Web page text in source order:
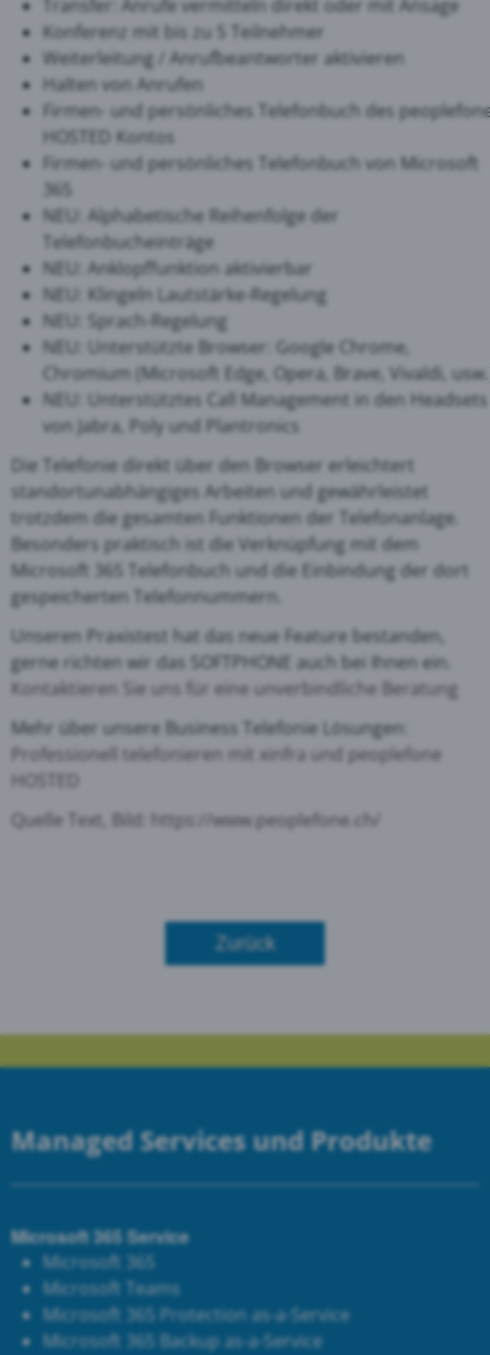
Transfer: Anrufe vermitteln direkt oder mit Ansage
Konferenz mit bis zu 5 Teilnehmer
Weiterleitung / Anrufbeantworter aktivieren
Halten von Anrufen
Firmen- und persönliches Telefonbuch des
HOSTED Kontos
Firmen- und persönliches Telefonbuch von Microsoft
365
NEU: Alphabetische Reihenfolge der
Telefonbucheinträge
NEU: Anklopffunktion aktivierbar
NEU: Klingeln Lautstärke-Regelung
NEU: Sprach-Regelung
NEU: Unterstützte Browser: Google Chrome,
Chromium (Microsoft Edge, Opera, Brave, Vivaldi,
NEU: Unterstütztes Call Management in den Headsets
von Jabra, Poly und Plantronics
Die Telefonie direkt über den Browser erleichtert
standortunabhängiges Arbeiten und gewährleistet
trotzdem die gesamten Funktionen der Telefonanlage.
Besonders praktisch ist die Verknüpfung mit dem
Microsoft 365 Telefonbuch und die Einbindung der dort
gespeicherten Telefonnummern.
Unseren Praxistest hat das neue Feature bestanden,
gerne richten wir das SOFTPHONE auch bei Ihnen ein.
Kontaktieren Sie uns für eine unverbindliche Beratung
Mehr über unsere Business Telefonie Lösungen:
Professionell telefonieren mit xinfra und peoplefone
HOSTED
Quelle Text, Bild:
https://www.peoplefone.ch/
Zurück
Managed Services und Produkte
Microsoft 365 Service
Microsoft 365
Microsoft Teams
Microsoft 365 Protection as-a-Service
Microsoft 365 Backup as-a-Service